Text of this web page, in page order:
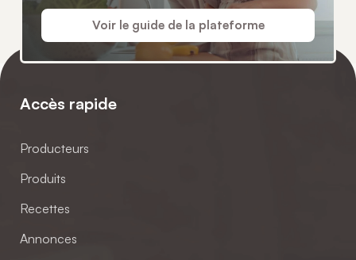
Voir le guide de la plateforme
Accès rapide
Producteurs
Produits
Recettes
Annonces